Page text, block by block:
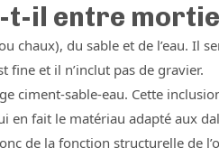
t-il entre
chaux), du sable et de l’eau. Il
fine et il n’inclut pas de gravier.
ciment-sable-eau. Cette
en fait le matériau adapté aux
de la fonction structurelle de